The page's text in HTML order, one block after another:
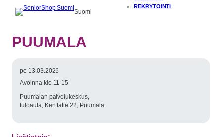
Suomi
REKRYTOINTI
PUUMALA
pe 13.03.2026
Avoinna klo 11-15
Puumalan palvelukeskus,
tuloaula, Kenttätie 22, Puumala